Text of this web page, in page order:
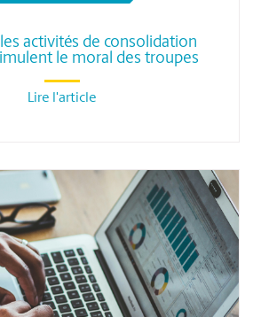
activités de consolidation
le moral des troupes
Lire l'article